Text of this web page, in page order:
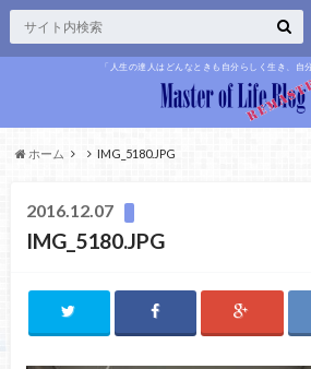
「人生の達人はどんなときも自分らしく生き、自
ホーム IMG_5180.JPG
2016.12.07
IMG_5180.JPG